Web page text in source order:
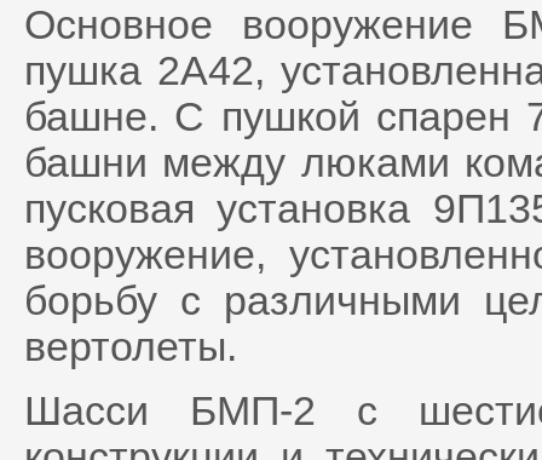
Основное вооружение
пушка 2А42,
башне. С пушкой спарен
башни между люками
пусковая установка
вооружение,
борьбу с различными
вертолеты.
Шасси БМП-2 с